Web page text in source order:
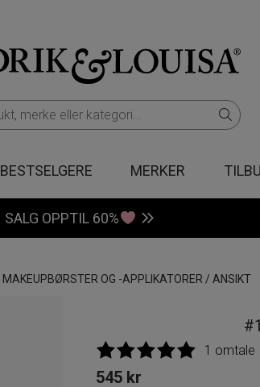
BESTSELGERE MERKER
SALG OPPTIL 60%
MAKEUPBØRSTER OG -APPLIKATORER / ANSIKT
1 omtale
545 kr